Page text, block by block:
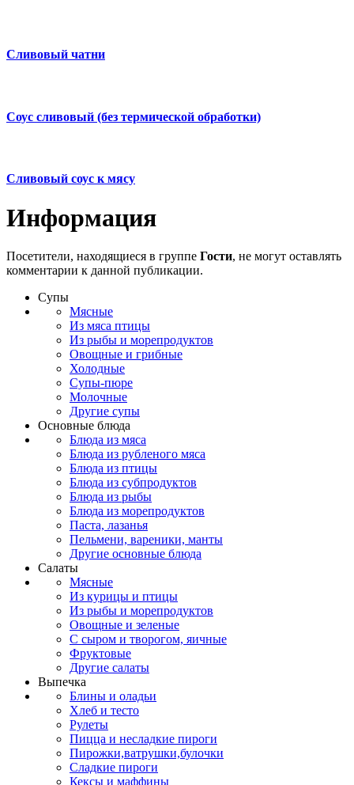
Сливовый чатни
Соус сливовый (без термической обработки)
Сливовый соус к мясу
Информация
Посетители, находящиеся в группе Гости, не могут оставлять
комментарии к данной публикации.
Супы
Мясные
Из мяса птицы
Из рыбы и морепродуктов
Овощные и грибные
Холодные
Супы-пюре
Молочные
Другие супы
Основные блюда
Блюда из мяса
Блюда из рубленого мяса
Блюда из птицы
Блюда из субпродуктов
Блюда из рыбы
Блюда из морепродуктов
Паста, лазанья
Пельмени, вареники, манты
Другие основные блюда
Салаты
Мясные
Из курицы и птицы
Из рыбы и морепродуктов
Овощные и зеленые
С сыром и творогом, яичные
Фруктовые
Другие салаты
Выпечка
Блины и оладьи
Хлеб и тесто
Рулеты
Пицца и несладкие пироги
Пирожки,ватрушки,булочки
Сладкие пироги
Кексы и маффины